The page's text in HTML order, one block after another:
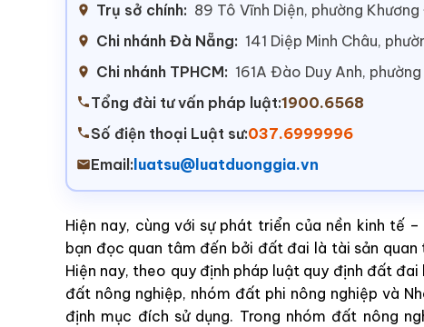
Trụ sở chính: 89 Tô Vĩnh Diện, phường Khương
Chi nhánh Đà Nẵng: 141 Diệp Minh Châu,
Chi nhánh TPHCM: 161A Đào Duy Anh,
Tổng đài tư vấn pháp luật:1900.6568
Số điện thoại Luật sư:037.6999996
Email: luatsu@luatduonggia.vn
Hiện nay, cùng với sự phát triển của nền kinh tế
bạn đọc quan tâm đến bởi đất đai là tài sản
Hiện nay, theo quy định pháp luật quy định đất
đất nông nghiệp, nhóm đất phi nông nghiệp và
định mục đích sử dụng. Trong nhóm đất nông